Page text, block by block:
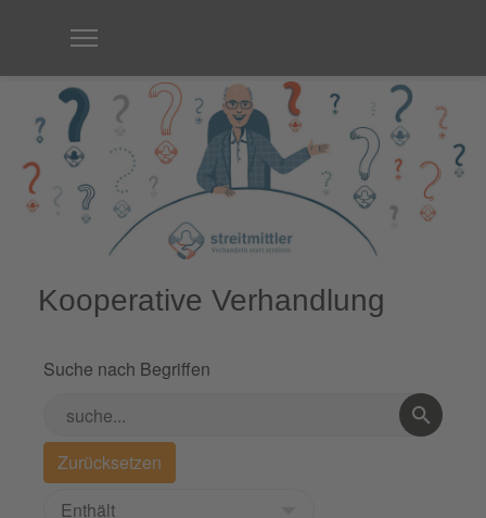
Kooperative Verhandlung
Suche nach Begriffen